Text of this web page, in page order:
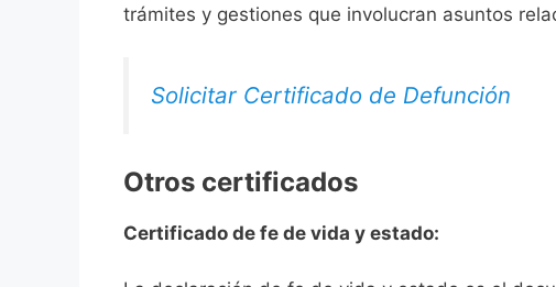
trámites y gestiones que involucran asuntos
Solicitar Certificado de Defunción
Otros certificados
Certificado de fe de vida y estado: